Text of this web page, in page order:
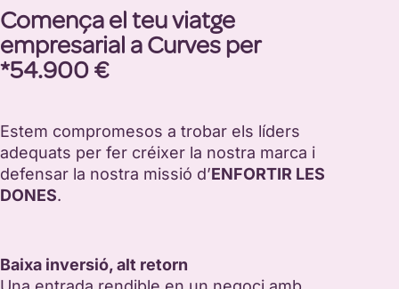
Comença el teu viatge
empresarial a Curves per
*54.900 €
Estem compromesos a trobar els líders
adequats per fer créixer la nostra marca i
defensar la nostra missió d’ENFORTIR LES
DONES.
Baixa inversió, alt retorn